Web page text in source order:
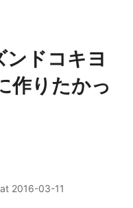
ドコキヨ
作りたかっ
2016-03-11